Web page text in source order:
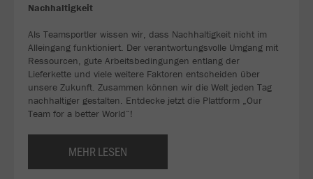
Nachhaltigkeit
Als Teamsportler wissen wir, dass Nachhaltigkeit nicht im
Alleingang funktioniert. Der verantwortungsvolle Umgang mit
Ressourcen, gute Arbeitsbedingungen entlang der
Lieferkette und viele weitere Faktoren entscheiden über
unsere Zukunft. Zusammen können wir die Welt jeden Tag
nachhaltiger gestalten. Entdecke jetzt die Plattform „Our
Team for a better World“!
MEHR LESEN